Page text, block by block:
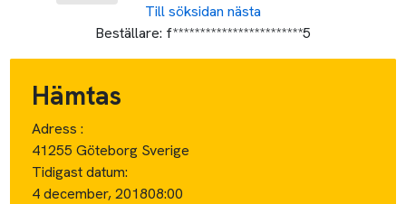
Till söksidan nästa
Beställare: f************************5
Hämtas
Adress :
41255 Göteborg Sverige
Tidigast datum:
4 december, 201808:00